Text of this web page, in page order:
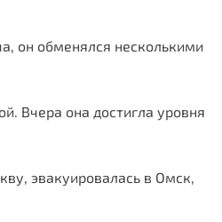
он обменялся несколькими
Вчера она достигла уровня
эвакуировалась в Омск,